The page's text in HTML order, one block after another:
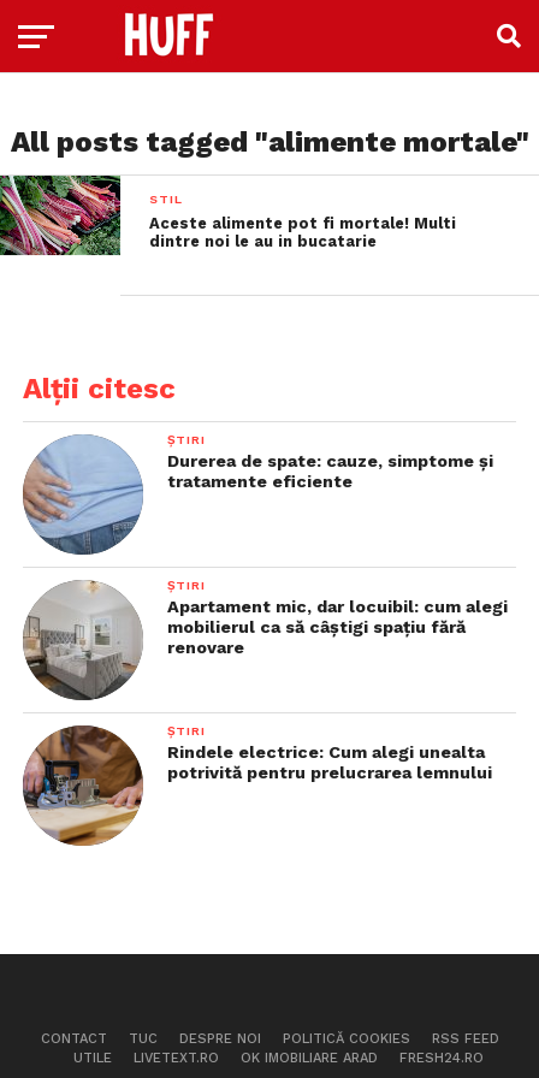
All posts tagged "alimente mortale"
STIL
Aceste alimente pot fi mortale! Multi
dintre noi le au in bucatarie
Alții citesc
ȘTIRI
Durerea de spate: cauze, simptome și
tratamente eficiente
ȘTIRI
Apartament mic, dar locuibil: cum alegi
mobilierul ca să câștigi spațiu fără
renovare
ȘTIRI
Rindele electrice: Cum alegi unealta
potrivită pentru prelucrarea lemnului
CONTACT TUC DESPRE NOI POLITICĂ COOKIES
RSS FEED
UTILE
LIVETEXT.RO OK IMOBILIARE ARAD FRESH24.RO